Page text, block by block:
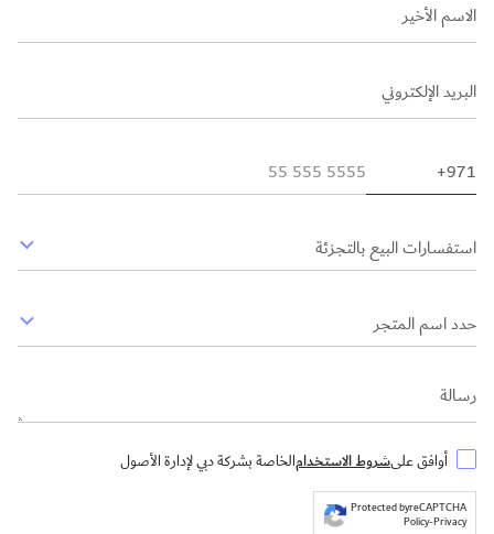
الاسم الأخير
البريد الإلكتروني
استفسارات البيع بالتجزئة
حدد اسم المتجر
رسالة
أوافق علىشروط الاستخدامالخاصة بشركة دبي لإدارة الأصول
Protected byreCAPTCHA
Privacy
-
Policy